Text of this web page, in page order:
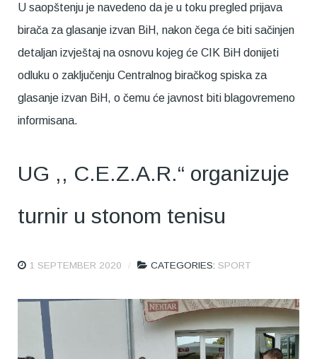
U saopštenju je navedeno da je u toku pregled prijava
birača za glasanje izvan BiH, nakon čega će biti sačinjen
detaljan izvještaj na osnovu kojeg će CIK BiH donijeti
odluku o zaključenju Centralnog biračkog spiska za
glasanje izvan BiH, o čemu će javnost biti blagovremeno
informisana.
UG ,, C.E.Z.A.R.“ organizuje
turnir u stonom tenisu
1 SEPTEMBER 2020 CATEGORIES: SPORT